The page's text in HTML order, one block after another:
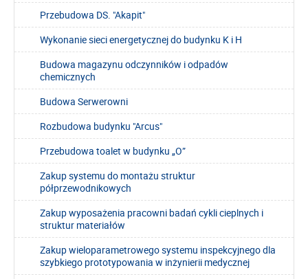
Przebudowa DS. "Akapit"
Wykonanie sieci energetycznej do budynku K i H
Budowa magazynu odczynników i odpadów
chemicznych
Budowa Serwerowni
Rozbudowa budynku "Arcus"
Przebudowa toalet w budynku „O”
Zakup systemu do montażu struktur
półprzewodnikowych
Zakup wyposażenia pracowni badań cykli cieplnych i
struktur materiałów
Zakup wieloparametrowego systemu inspekcyjnego dla
szybkiego prototypowania w inżynierii medycznej